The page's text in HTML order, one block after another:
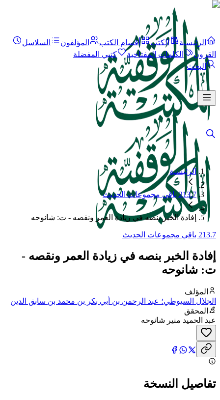
الرئيسية الكتب أقسام الكتب المؤلفون
السلاسل
القرون
الكلمات المفتاحية
كتبي المفضلة
البحث
الرئيسية
213.7 باقي مجموعات الحديث
إفادة الخبر بنصه في زيادة العمر ونقصه - ت: شانوحه
213.7 باقي مجموعات الحديث
إفادة الخبر بنصه في زيادة العمر ونقصه -
ت: شانوحه
المؤلف
الجلال السيوطي؛ عبد الرحمن بن أبي بكر بن محمد بن سابق الدين
الخضيري السيوطي، جلال الدين
المحقق
عبد الحميد منير شانوحه
تفاصيل النسخة